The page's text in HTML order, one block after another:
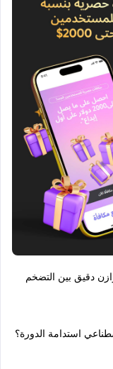
دقيق بين التضخم
استدامة الدورة؟